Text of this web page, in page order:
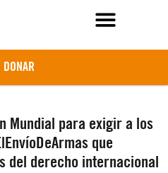
DONAR
Mundial para exigir a los
que
del derecho internacional